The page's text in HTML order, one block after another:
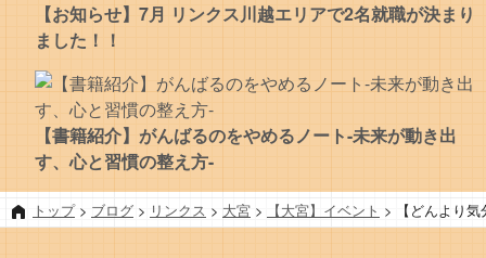
トップ> ブログ > リンクス > 大宮 > 【大宮】イベント > 【どんより
【お知らせ】7月 リンクス川越エリアで2名就職が決まり
ました！！
【書籍紹介】がんばるのをやめるノート-未来が動き出
す、心と習慣の整え方-